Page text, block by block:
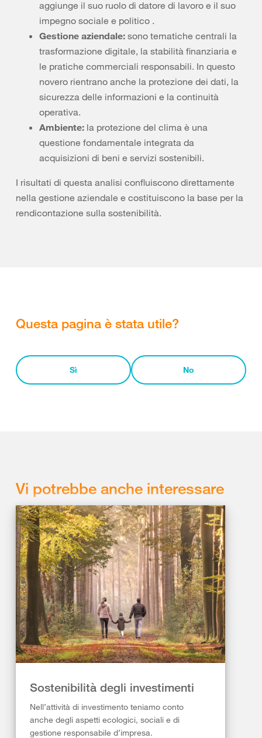
aggiunge il suo ruolo di datore di lavoro e il suo
impegno sociale e politico .
Gestione aziendale: sono tematiche centrali la
trasformazione digitale, la stabilità finanziaria e
le pratiche commerciali responsabili. In questo
novero rientrano anche la protezione dei dati, la
sicurezza delle informazioni e la continuità
operativa.
Ambiente: la protezione del clima è una
questione fondamentale integrata da
acquisizioni di beni e servizi sostenibili.
I risultati di questa analisi confluiscono direttamente
nella gestione aziendale e costituiscono la base per la
rendicontazione sulla sostenibilità.
Questa pagina è stata utile?
Sì No
Vi potrebbe anche interessare
Sostenibilità degli investimenti
Nell’attività di investimento teniamo conto
anche degli aspetti ecologici, sociali e di
gestione responsabile d’impresa.